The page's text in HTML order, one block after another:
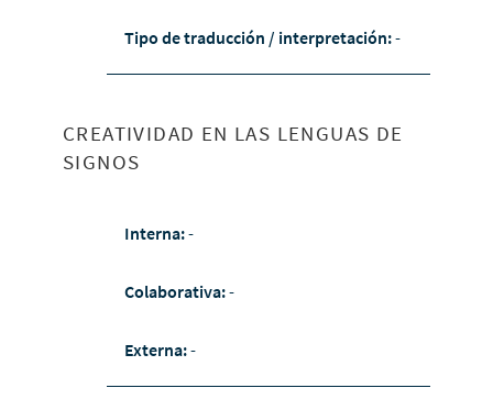
Tipo de traducción / interpretación:-
CREATIVIDAD EN LAS LENGUAS DE
SIGNOS
Interna:-
Colaborativa:-
Externa:-